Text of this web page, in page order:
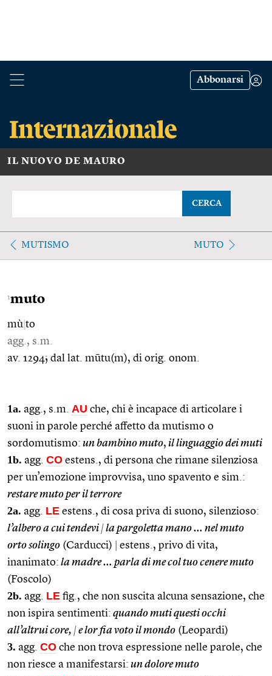
Abbonarsi
IL NUOVO DE MAURO
CERCA
MUTISMO MUTO
1muto
mù to
agg., s.m.
av. 1294; dal lat. mūtu(m), di orig. onom.
1a. agg., s.m. AU che, chi è incapace di articolare i
suoni in parole perché affetto da mutismo o
sordomutismo: un bambino muto, il linguaggio dei muti
1b. agg. CO estens., di persona che rimane silenziosa
per un’emozione improvvisa, uno spavento e sim.:
restare muto per il terrore
2a. agg. LE estens., di cosa priva di suono, silenzioso:
l’albero a cui tendevi |la pargoletta mano … nel muto
orto solingo (Carducci)
estens., privo di vita,
inanimato: la madre … parla di me col tuo cenere muto
(Foscolo)
2b. agg. LE fig., che non suscita alcuna sensazione, che
non ispira sentimenti: quando muti questi occhi
all’altrui core, |e lor fia voto il mondo (Leopardi)
3. agg. CO che non trova espressione nelle parole, che
non riesce a manifestarsi: un dolore muto